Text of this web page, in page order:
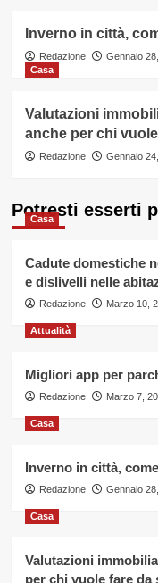
Inverno in città,
Redazione
Gennaio
Casa
Valutazioni
anche per chi
Redazione Gennaio
Potresti esserti
Casa
Cadute domestiche
e dislivelli nelle
Redazione Marzo 10,
Attualità
Migliori app per
Redazione Marzo 7,
Casa
Inverno in città,
Redazione Gennaio
Casa
Valutazioni
per chi vuole fare da